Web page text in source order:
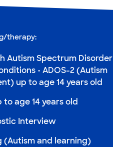
therapy:
Autism Spectrum Disorder
• ADOS-2 (Autism
up to age 14 years old
age 14 years old
Interview
(Autism and learning)